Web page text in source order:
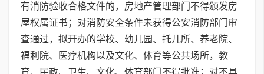
有消防验收合格文件的，房地产管理部门不得颁发房
屋权属证书；对消防安全条件未获得公安消防部门审
查通过，拟开办的学校、幼儿园、托儿所、养老院、
福利院、医疗机构以及文化、体育等公共场所，教